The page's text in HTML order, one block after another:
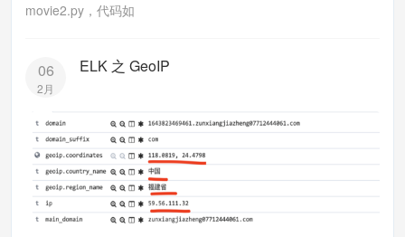
movie2.py，代码如
06
2月
ELK 之 GeoIP